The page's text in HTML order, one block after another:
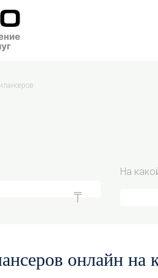
На
онлайн на